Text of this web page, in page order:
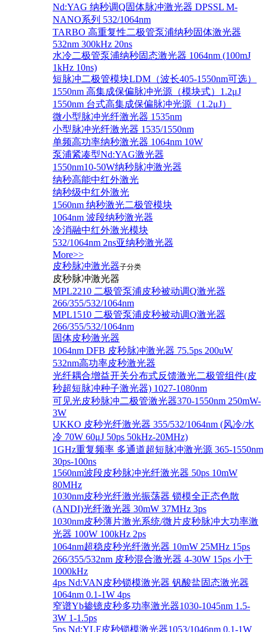
Nd:YAG 纳秒调Q固体脉冲激光器 DPSSL M-
NANO系列 532/1064nm
TARBO 高重复性二极管泵浦纳秒固体激光器
532nm 300kHz 20ns
水冷二极管泵浦纳秒固态激光器 1064nm (100mJ
1kHz 10ns)
短脉冲二极管模块LDM（波长405-1550nm可选）
1550nm 高集成保偏脉冲光源（模块式）1.2μJ
1550nm 台式高集成保偏脉冲光源（1.2μJ）
微小型脉冲光纤激光器 1535nm
小型脉冲光纤激光器 1535/1550nm
单频高功率纳秒激光器 1064nm 10W
泵浦紧凑型Nd:YAG激光器
1550nm10-50W纳秒脉冲激光器
纳秒高能中红外激光
纳秒级中红外激光
1560nm 纳秒激光二极管模块
1064nm 波段纳秒激光器
冷消融中红外激光模块
532/1064nm 2ns亚纳秒激光器
More>>
皮秒脉冲激光器子分类
皮秒脉冲激光器
​MPL2210 二极管泵浦皮秒被动调Q激光器
266/355/532/1064nm
MPL1510 二极管泵浦皮秒被动调Q激光器
266/355/532/1064nm
固体皮秒激光器
1064nm DFB 皮秒脉冲激光器 75.5ps 200uW
532nm高功率皮秒激光器
光纤耦合增益开关分布式反馈激光二极管组件(皮
秒超短脉冲种子激光器) 1027-1080nm
可见光皮秒脉冲二极管激光器370-1550nm 250mW-
3W
UKKO 皮秒光纤激光器 355/532/1064nm (风冷/水
冷 70W 60μJ 50ps 50kHz-20MHz)
1GHz重复频率 多通道超短脉冲激光源 365-1550nm
30ps-100ns
1560nm波段皮秒脉冲光纤激光器 50ps 10mW
80MHz
1030nm皮秒光纤激光振荡器 锁模全正态色散
(ANDI)光纤激光器 30mW 37MHz 3ps
1030nm皮秒薄片激光系统/微片皮秒脉冲大功率激
光器 100W 100kHz 2ps
1064nm超稳皮秒光纤激光器 10mW 25MHz 15ps
266/355/532nm 皮秒混合激光器 4-30W 15ps 小于
1000kHz
4ps Nd:VAN皮秒锁模激光器 钒酸盐固态激光器
1064nm 0.1-1W 4ps
窄谱Yb掺镱皮秒多功率激光器1030-1045nm 1.5-
3W 1-1.5ps
5ps Nd:YLF皮秒锁模激光器1053/1046nm 0.1-1W